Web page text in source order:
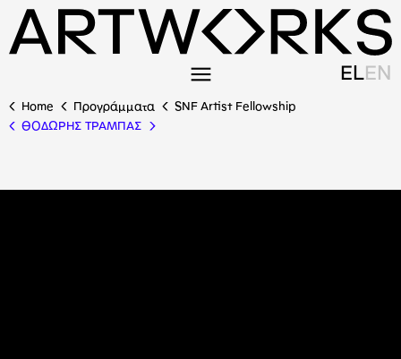
ELEN
Home Προγράμματα
SNF Artist Fellowship
ΘΟΔΩΡΗΣ ΤΡΑΜΠΑΣ